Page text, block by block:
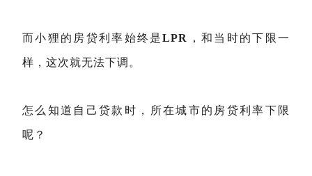
而小狸的房贷利率始终是LPR ，和当时的下限一
样，这次就无法下调。
怎么知道自己贷款时，所在城市的房贷利率下限
呢？